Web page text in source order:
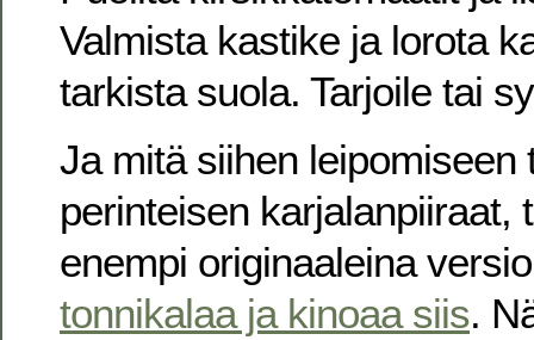
Valmista kastike ja lorota
tarkista suola. Tarjoile tai
Ja mitä siihen leipomiseen
perinteisen karjalanpiiraat,
enempi originaaleina
tonnikalaa ja kinoaa siis.